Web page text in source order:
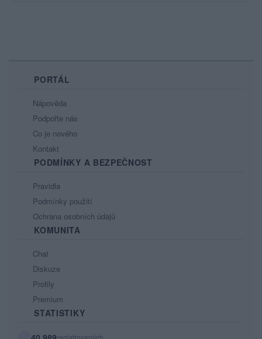
PORTÁL
Nápověda
Podpořte nás
Co je nového
Kontakt
PODMÍNKY A BEZPEČNOST
Pravidla
Podmínky použití
Ochrana osobních údajů
KOMUNITA
Chat
Diskuze
Profily
Premium
STATISTIKY
registrovaných